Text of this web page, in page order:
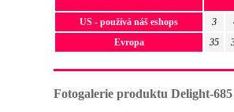
US - používá náš eshops 3
Evropa
35
Fotogalerie produktu Delight-